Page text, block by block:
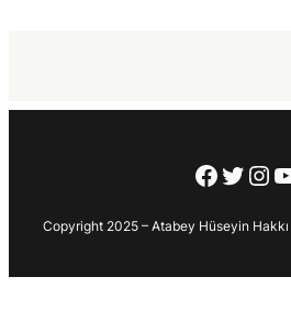
Copyright 2025 – Atabey Hüseyin